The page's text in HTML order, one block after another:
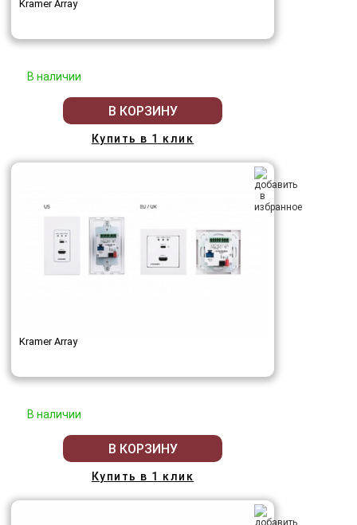
Kramer Array
В наличии
В КОРЗИНУ
Купить в 1 клик
Kramer Array
В наличии
В КОРЗИНУ
Купить в 1 клик